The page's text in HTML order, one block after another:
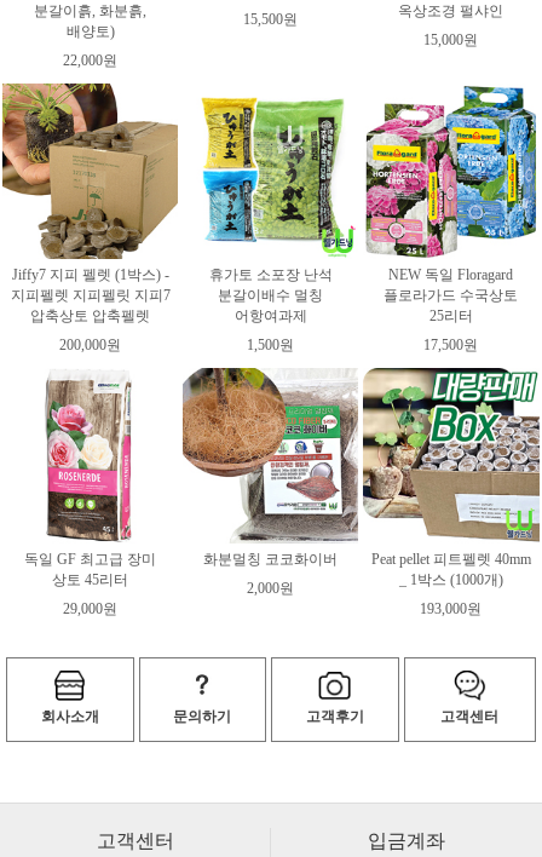
분갈이흙, 화분흙,
배양토)
22,000원
15,500원
옥상조경 펄샤인
15,000원
Jiffy7 지피 펠렛 (1박스) -
지피펠렛 지피펠릿 지피7
압축상토 압축펠렛
200,000원
휴가토 소포장 난석
분갈이배수 멀칭
어항여과제
1,500원
NEW 독일 Floragard
플로라가드 수국상토
25리터
17,500원
독일 GF 최고급 장미
상토 45리터
29,000원
화분멀칭 코코화이버
2,000원
Peat pellet 피트펠렛 40mm
_ 1박스 (1000개)
193,000원
회사소개 문의하기 고객후기 고객센터
고객센터
입금계좌